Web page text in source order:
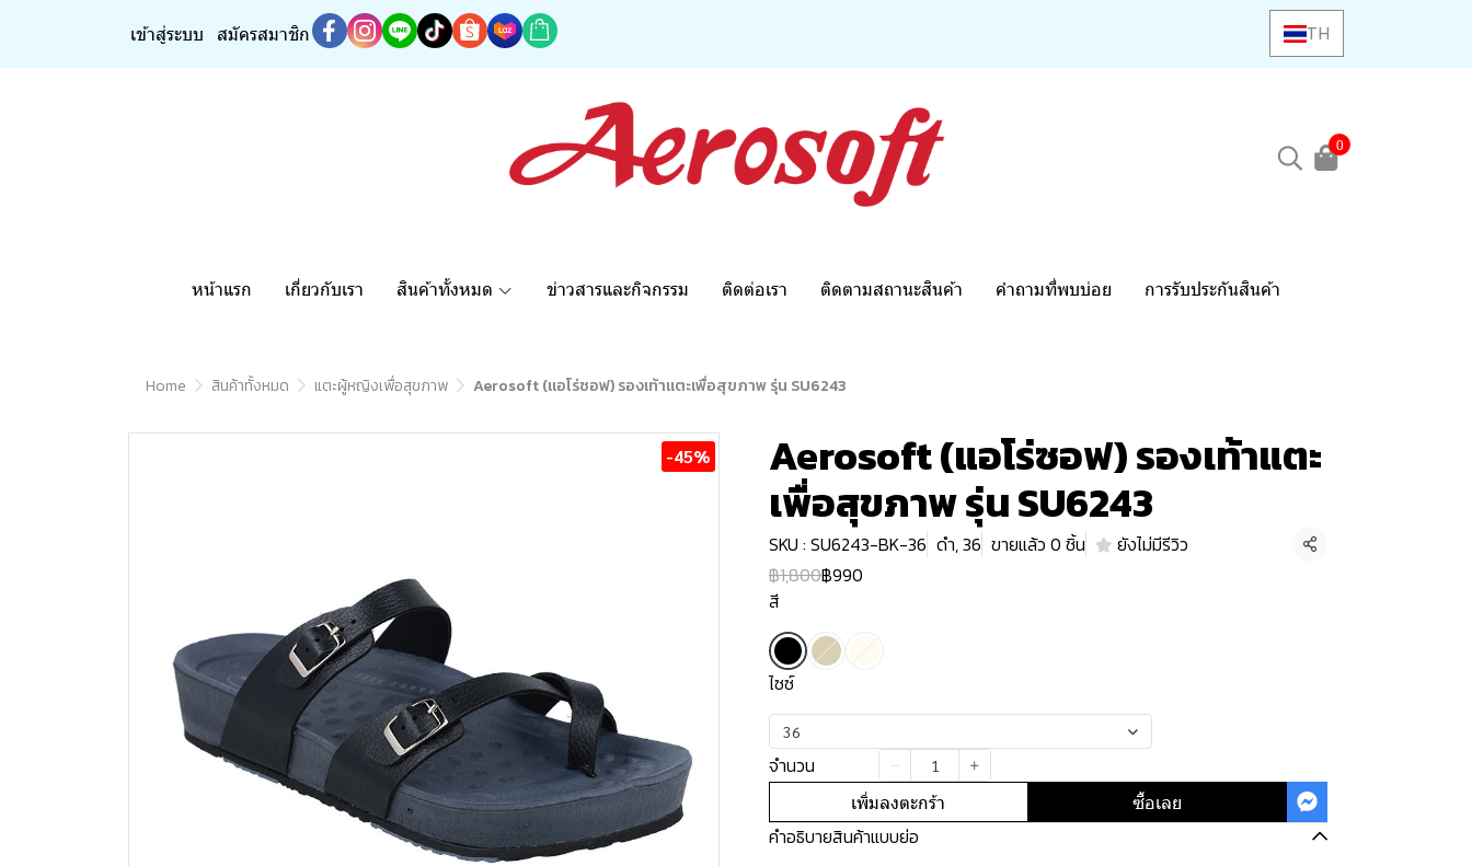
เข้าสู่ระบบ สมัครสมาชิก TH
0
หน้าแรก เกี่ยวกับเรา สินค้าทั้งหมด ข่าวสารและกิจกรรม ติดต่อเรา ติดตามสถานะสินค้า คำถามที่พบบ่อย การรับประกันสินค้า
Home สินค้าทั้งหมด แตะผู้หญิงเพื่อสุขภาพ Aerosoft (แอโร่ซอฟ) รองเท้าแตะเพื่อสุขภาพ รุ่น SU6243
-45% Aerosoft (แอโร่ซอฟ) รองเท้าแตะ
เพื่อสุขภาพ รุ่น SU6243
SKU : SU6243-BK-36 ดำ, 36 ขายแล้ว 0 ชิ้น ยังไม่มีรีวิว แชร์
฿1,800฿990
สี
ไซซ์
36
จำนวน
เพิ่มลงตะกร้า ซื้อเลย
คำอธิบายสินค้าแบบย่อ